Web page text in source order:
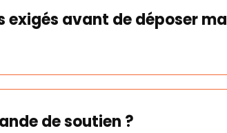
avant de déposer ma
de soutien ?